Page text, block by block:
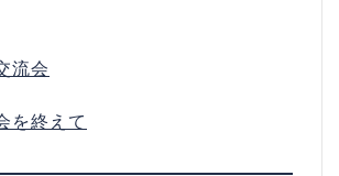
流会
を終えて